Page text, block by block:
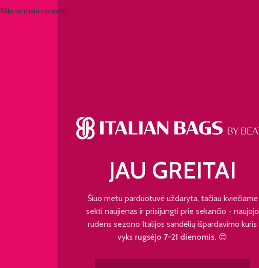
Skip to main content
JAU GREITAI
Šiuo metu parduotuvė uždaryta, tačiau kviečiame
sekti naujienas ir prisijungti prie sekančio - naujojo
rudens sezono Italijos sandėlių išpardavimo kuris
vyks rugsėjo 7-21 dienomis. 😍